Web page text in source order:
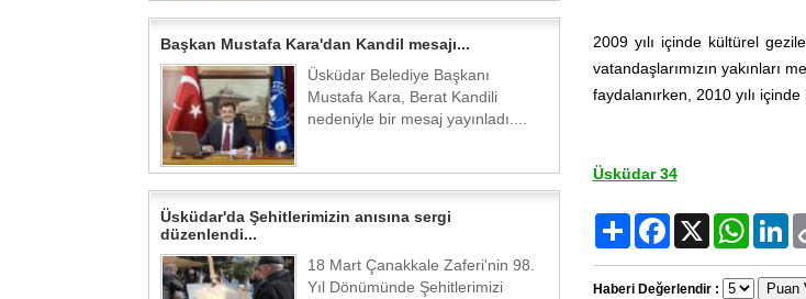
Başkan Mustafa Kara'dan Kandil mesajı...
Üsküdar Belediye Başkanı
Mustafa Kara, Berat Kandili
nedeniyle bir mesaj yayınladı....
Üsküdar'da Şehitlerimizin anısına sergi
düzenlendi...
18 Mart Çanakkale Zaferi'nin 98.
Yıl Dönümünde Şehitlerimizi
2009 yılı içinde kültürel
vatandaşlarımızın yakınları
faydalanırken, 2010 yılı
Üsküdar 34
Paylaş Facebook
Haberi Değerlendir :